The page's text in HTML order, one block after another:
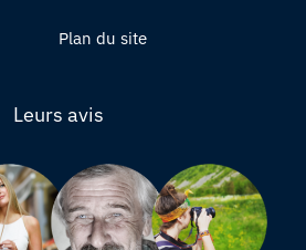
Plan du site
Leurs avis